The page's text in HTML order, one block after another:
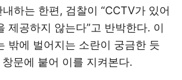
하는 한편, 검찰이 “CCTV가 있어
제공하지 않는다”고 반박한다. 이
밖에 벌어지는 소란이 궁금한 듯
문에 붙어 이를 지켜본다.